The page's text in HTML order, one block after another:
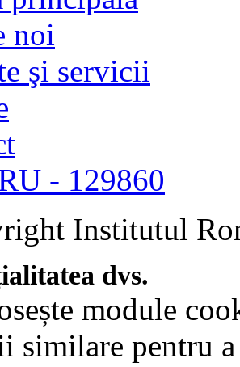
noi
şi servicii
- 129860
Institutul
dvs.
module
similare pentru a